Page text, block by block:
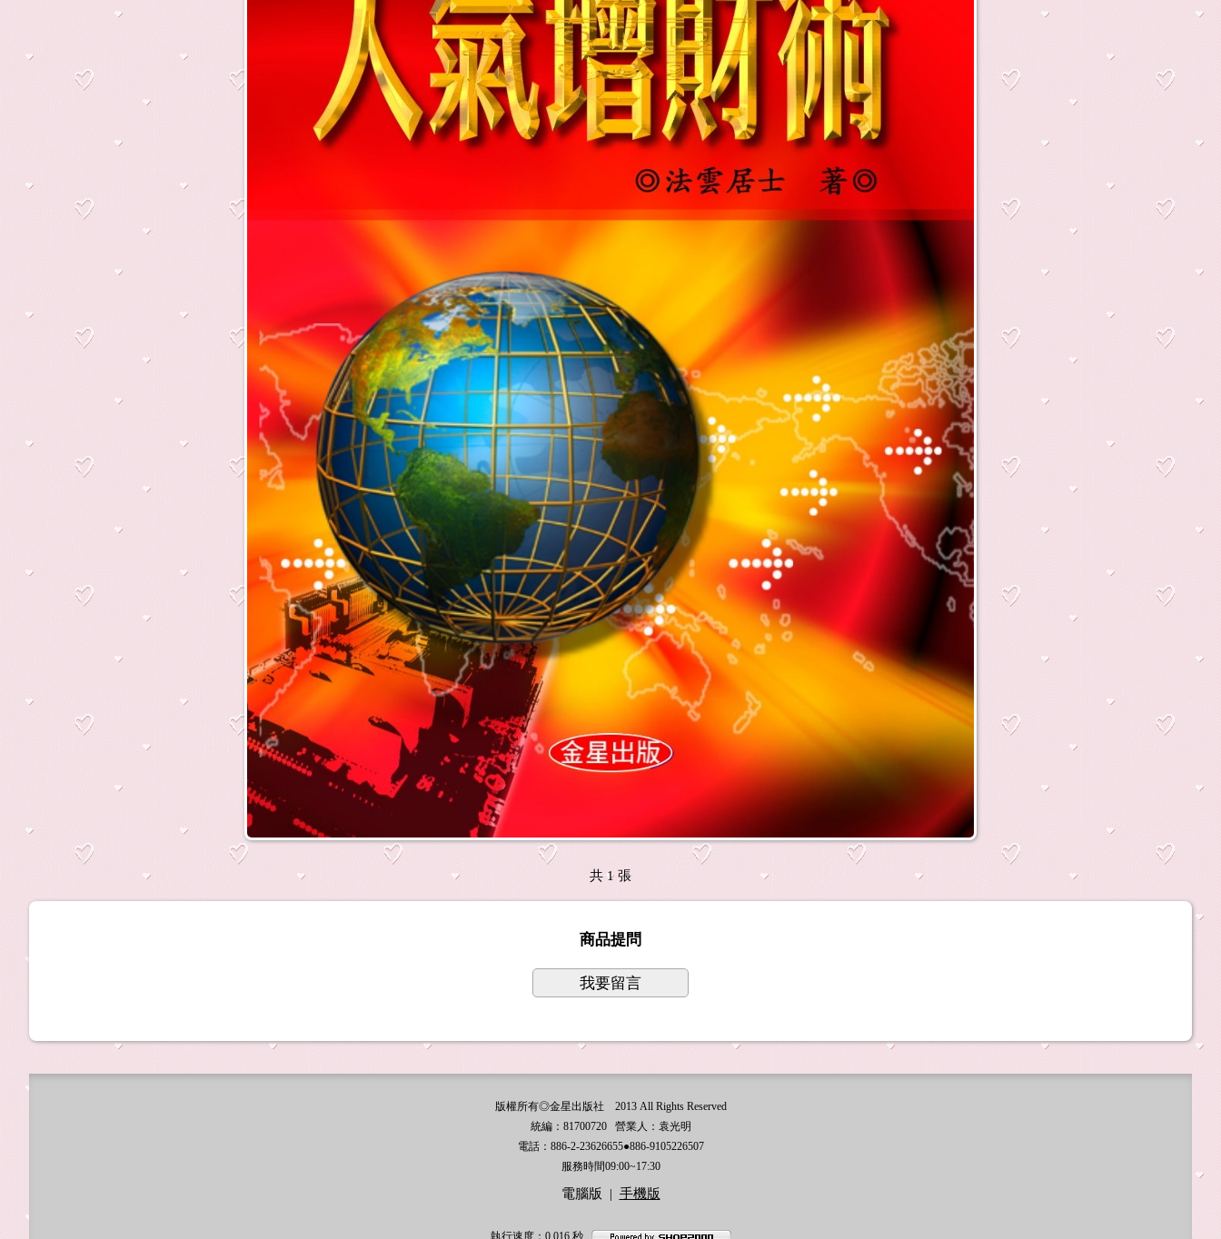
共 1 張
商品提問
我要留言
版權所有◎金星出版社 2013 All Rights Reserved
統編：81700720 營業人：袁光明
電話：886-2-23626655●886-9105226507
服務時間09:00~17:30
電腦版 | 手機版
執行速度：0.016 秒